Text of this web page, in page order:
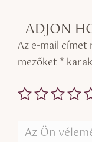
ADJON
Az e-mail címet
mezőket *